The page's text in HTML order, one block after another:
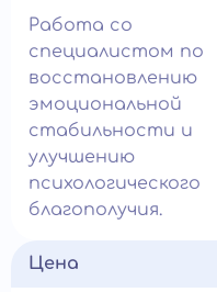
Работа со
специалистом по
восстановлению
эмоциональной
стабильности и
улучшению
психологического
благополучия.
Цена